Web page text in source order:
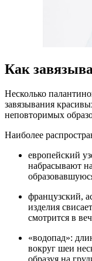
Как
Несколько
завязывания
неповторимых
Наиболее
европейский
набрасывают
французский,
изделия
смотрится в
«водопад»:
вокруг шеи